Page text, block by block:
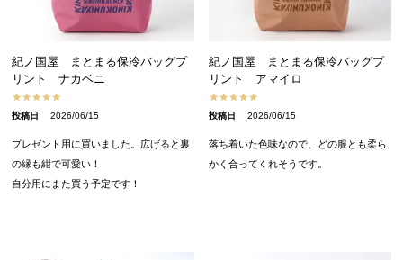
紀ノ国屋 まとまる保冷バッグプ
リント ナカベニ
投稿日 2026/06/15
プレゼント用に買いました。広げると裏
の縁も紺で可愛い！
自分用にまた買う予定です！
紀ノ国屋 まとまる保冷バッグプ
リント アマイロ
投稿日 2026/06/15
落ち着いた色味なので、どの服とも柔ら
かく合ってくれそうです。